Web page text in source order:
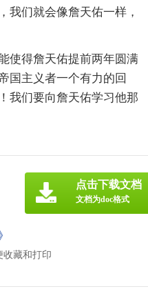
我们就会像詹天佑一样，
使得詹天佑提前两年圆满
国主义者一个有力的回
我们要向詹天佑学习他那
收藏和打印
点击下载文档
文档为doc格式